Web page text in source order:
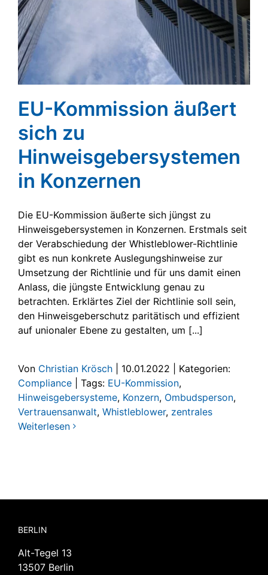
EU-Kommission äußert
sich zu
Hinweisgebersystemen
in Konzernen
Die EU-Kommission äußerte sich jüngst zu
Hinweisgebersystemen in Konzernen. Erstmals seit
der Verabschiedung der Whistleblower-Richtlinie
gibt es nun konkrete Auslegungshinweise zur
Umsetzung der Richtlinie und für uns damit einen
Anlass, die jüngste Entwicklung genau zu
betrachten. Erklärtes Ziel der Richtlinie soll sein,
den Hinweisgeberschutz paritätisch und effizient
auf unionaler Ebene zu gestalten, um [...]
Von Christian Krösch 10.01.2022
Kategorien:
Compliance
Tags: EU-Kommission,
Hinweisgebersysteme, Konzern, Ombudsperson,
Vertrauensanwalt, Whistleblower, zentrales
Weiterlesen
BERLIN
Alt-Tegel 13
13507 Berlin